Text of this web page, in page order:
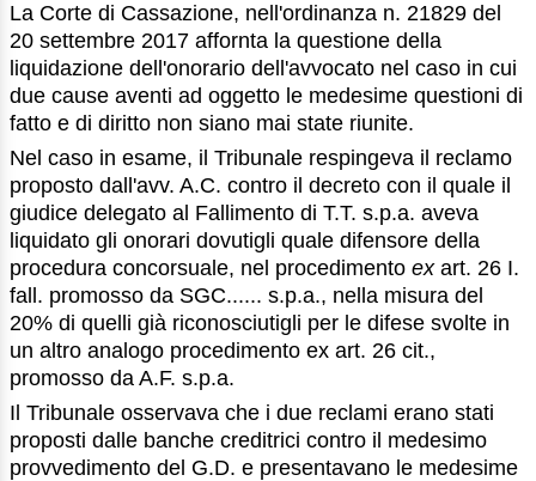
La Corte di Cassazione, nell'ordinanza n. 21829 del
20 settembre 2017 affornta la questione della
liquidazione dell'onorario dell'avvocato nel caso in cui
due cause aventi ad oggetto le medesime questioni di
fatto e di diritto non siano mai state riunite.
Nel caso in esame, il Tribunale respingeva il reclamo
proposto dall'avv. A.C. contro il decreto con il quale il
giudice delegato al Fallimento di T.T. s.p.a. aveva
liquidato gli onorari dovutigli quale difensore della
procedura concorsuale, nel procedimento ex art. 26 I.
fall. promosso da SGC...... s.p.a., nella misura del
20% di quelli già riconosciutigli per le difese svolte in
un altro analogo procedimento ex art. 26 cit.,
promosso da A.F. s.p.a.
Il Tribunale osservava che i due reclami erano stati
proposti dalle banche creditrici contro il medesimo
provvedimento del G.D. e presentavano le medesime